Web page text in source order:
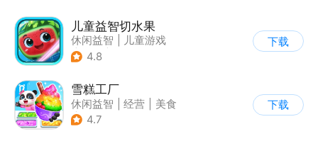
儿童益智切水果
休闲益智
儿童游戏
| 卡通
4.8
下载
雪糕工厂
休闲益智 经营
美食
| 宝宝巴士
4.7
下载